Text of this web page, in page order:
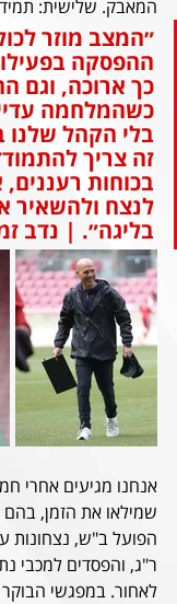
המאבק. שלישית: תמיד
״המצב מוזר
ההפסקה
כך ארוכה, וגם
כשהמלחמה
בלי הקהל שלנו
זה צריך
בכוחות רעננים,
לנצח ולהשאיר
בליגה״. | נדב
אנחנו מגיעים אחרי
שמילאו את הזמן, בהם
הפועל ב"ש, נצחונות
ר"ג, והפסדים למכבי
לאחור. במפגשי